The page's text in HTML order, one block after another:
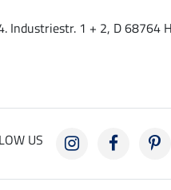
Industriestr. 1 + 2, D 68764
US